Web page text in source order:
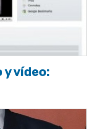
y vídeo: